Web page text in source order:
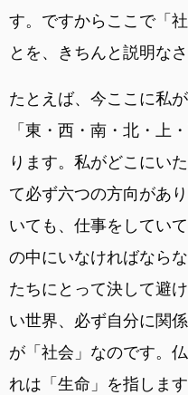
す。ですからここで「
とを、きちんと説明な
たとえば、今ここに私
「東・西・南・北・上
ります。私がどこにい
て必ず六つの方向があ
いても、仕事をしてい
の中にいなければなら
たちにとって決して避
い世界、必ず自分に関
が「社会」なのです。
れは「生命」を指しま